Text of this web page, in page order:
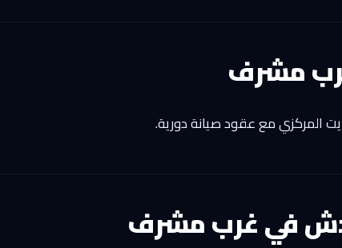
مشرف
المركزي مع عقود صيانة دورية.
في غرب مشرف